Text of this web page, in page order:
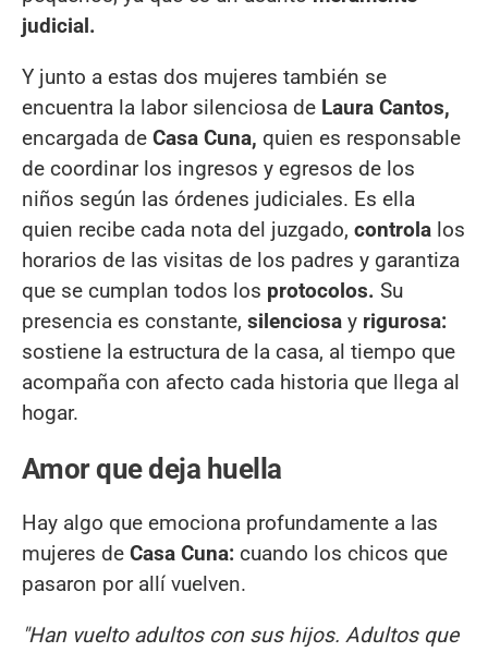
judicial.
Y junto a estas dos mujeres también se
encuentra la labor silenciosa de Laura Cantos,
encargada de Casa Cuna, quien es responsable
de coordinar los ingresos y egresos de los
niños según las órdenes judiciales. Es ella
quien recibe cada nota del juzgado, controla los
horarios de las visitas de los padres y garantiza
que se cumplan todos los protocolos. Su
presencia es constante, silenciosa y rigurosa:
sostiene la estructura de la casa, al tiempo que
acompaña con afecto cada historia que llega al
hogar.
Amor que deja huella
Hay algo que emociona profundamente a las
mujeres de Casa Cuna: cuando los chicos que
pasaron por allí vuelven.
"Han vuelto adultos con sus hijos. Adultos que